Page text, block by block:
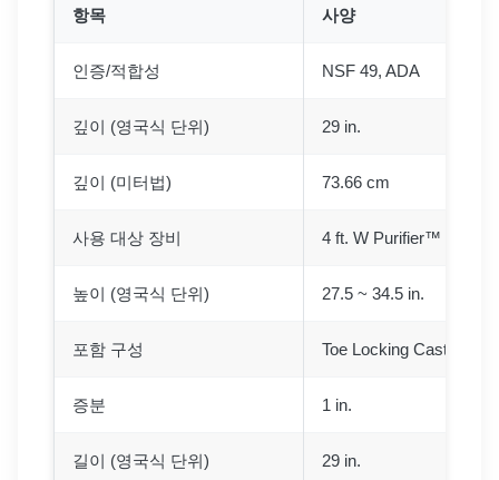
항목 사양
인증/적합성 NSF 49, ADA
깊이 (영국식 단위) 29 in.
깊이 (미터법) 73.66 cm
사용 대상 장비 4 ft. W Purifier™ Delta
높이 (영국식 단위) 27.5 ~ 34.5 in.
포함 구성 Toe Locking Caster
증분 1 in.
길이 (영국식 단위) 29 in.